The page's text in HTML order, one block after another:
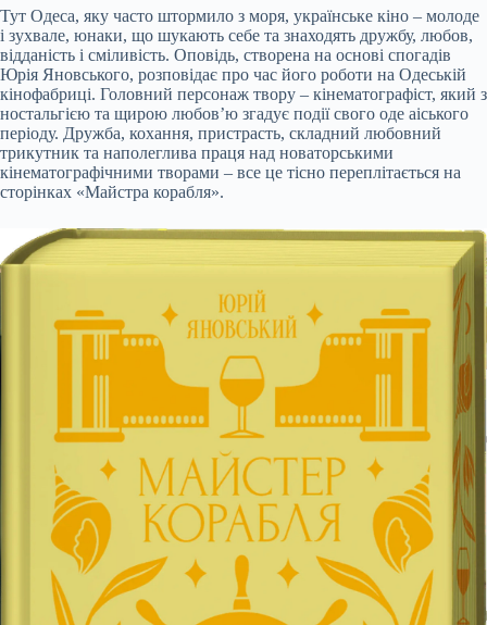
Тут Одеса, яку часто штормило з моря, українське кіно – молоде
і зухвале, юнаки, що шукають себе та знаходять дружбу, любов,
відданість і сміливість. Оповідь, створена на основі спогадів
Юрія Яновського, розповідає про час його роботи на Одеській
кінофабриці. Головний персонаж твору – кінематографіст, який з
ностальгією та щирою любов’ю згадує події свого оде aiського
періоду. Дружба, кохання, пристрасть, складний любовний
трикутник та наполеглива праця над новаторськими
кінематографічними творами – все це тісно переплітається на
сторінках «Майстра корабля».